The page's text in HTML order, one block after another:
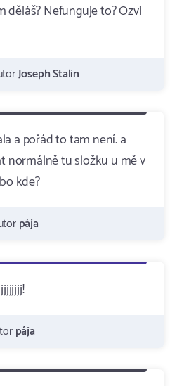
děláš? Nefunguje to? Ozvi
Joseph Stalin
a pořád to tam není. a
normálně tu složku u mě v
kde?
pája
pája